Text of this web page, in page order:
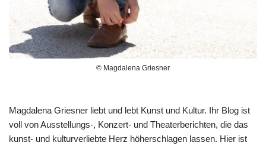
© Magdalena Griesner
Magdalena Griesner liebt und lebt Kunst und Kultur. Ihr Blog ist
voll von Ausstellungs-, Konzert- und Theaterberichten, die das
kunst- und kulturverliebte Herz höherschlagen lassen. Hier ist